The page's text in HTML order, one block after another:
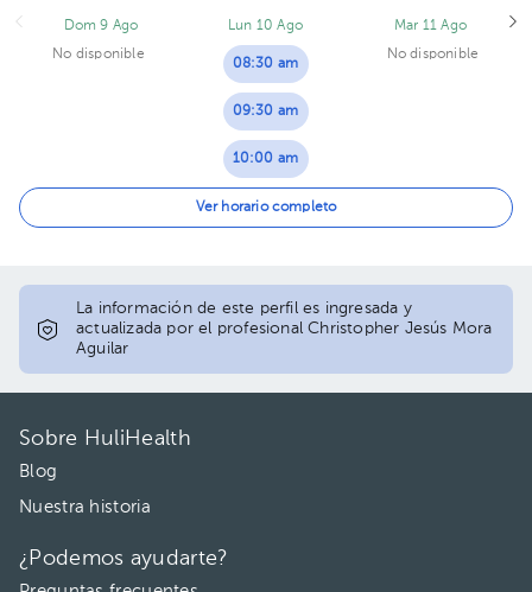
Dom 9 Ago
No disponible
Lun 10 Ago
08:30 am
09:30 am
10:00 am
11:30 am
Mar 11 Ago
No disponible
Ver horario completo
La información de este perfil es ingresada y
actualizada por el profesional Christopher Jesús Mora
Aguilar
Sobre HuliHealth
Blog
Nuestra historia
¿Podemos ayudarte?